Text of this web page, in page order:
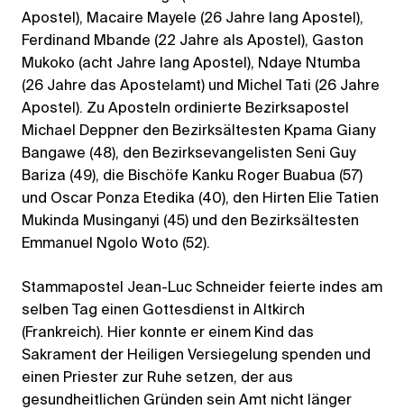
Apostel), Macaire Mayele (26 Jahre lang Apostel),
Ferdinand Mbande (22 Jahre als Apostel), Gaston
Mukoko (acht Jahre lang Apostel), Ndaye Ntumba
(26 Jahre das Apostelamt) und Michel Tati (26 Jahre
Apostel). Zu Aposteln ordinierte Bezirksapostel
Michael Deppner den Bezirksältesten Kpama Giany
Bangawe (48), den Bezirksevangelisten Seni Guy
Bariza (49), die Bischöfe Kanku Roger Buabua (57)
und Oscar Ponza Etedika (40), den Hirten Elie Tatien
Mukinda Musinganyi (45) und den Bezirksältesten
Emmanuel Ngolo Woto (52).
Stammapostel Jean-Luc Schneider feierte indes am
selben Tag einen Gottesdienst in Altkirch
(Frankreich). Hier konnte er einem Kind das
Sakrament der Heiligen Versiegelung spenden und
einen Priester zur Ruhe setzen, der aus
gesundheitlichen Gründen sein Amt nicht länger